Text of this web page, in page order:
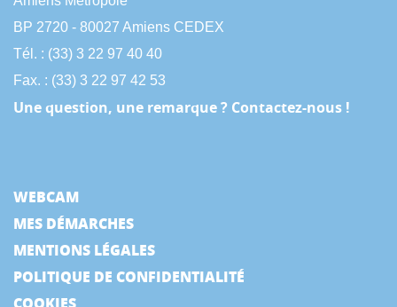
BP 2720 - 80027 Amiens CEDEX
Tél. : (33) 3 22 97 40 40
Fax. : (33) 3 22 97 42 53
Une question, une remarque ? Contactez-nous !
WEBCAM
MES DÉMARCHES
MENTIONS LÉGALES
POLITIQUE DE CONFIDENTIALITÉ
COOKIES